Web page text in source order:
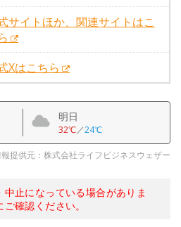
サイトほか、関連サイトはこ
Xはこちら
明日
32℃／24℃
提供元：株式会社ライフビジネスウェザー
止になっている場合がありま
確認ください。